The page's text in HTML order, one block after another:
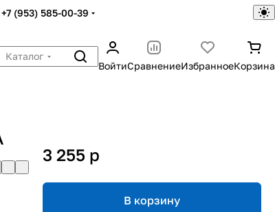
+7 (953) 585-00-39
Каталог
ВойтиСравнениеИзбранноеКорзина
3 255 p
В корзину